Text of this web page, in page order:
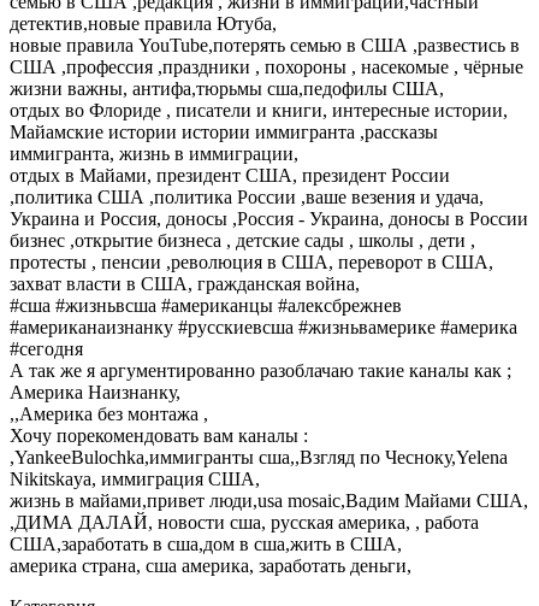
детектив,новые правила Ютуба,
новые правила YouTube,потерять семью в США ,развестись в
США ,профессия ,праздники , похороны , насекомые , чёрные
жизни важны, антифа,тюрьмы сша,педофилы США,
отдых во Флориде , писатели и книги, интересные истории,
Майамские истории истории иммигранта ,рассказы
иммигранта, жизнь в иммиграции,
отдых в Майами, президент США, президент России
,политика США ,политика России ,ваше везения и удача,
Украина и Россия, доносы ,Россия - Украина, доносы в России
бизнес ,открытие бизнеса , детские сады , школы , дети ,
протесты , пенсии ,революция в США, переворот в США,
захват власти в США, гражданская война,
#сша #жизньвсша #американцы #алексбрежнев
#американаизнанку #русскиевсша #жизньвамерике #америка
#сегодня
А так же я аргументированно разоблачаю такие каналы как ;
Америка Наизнанку,
,,Америка без монтажа ,
Хочу порекомендовать вам каналы :
,YankeeBulochka,иммигранты сша,,Взгляд по Чесноку,Yelena
Nikitskaya, иммиграция США,
жизнь в майами,привет люди,usa mosaic,Вадим Майами США,
,ДИМА ДАЛАЙ, новости сша, русская америка, , работа
США,заработать в сша,дом в сша,жить в США,
америка страна, сша америка, заработать деньги,